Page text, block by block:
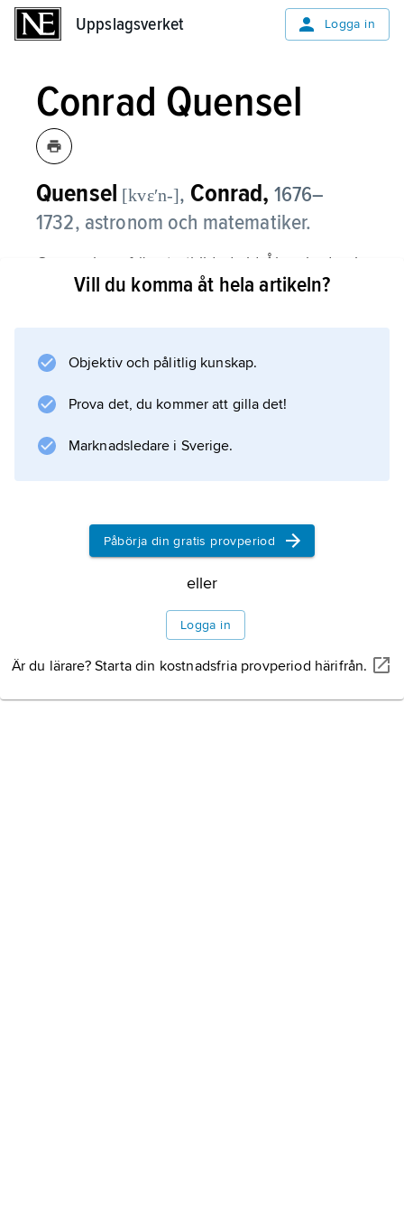
Uppslagsverket Logga in
Conrad Quensel
Quensel [kvɛʹn-], Conrad, 1676–
1732, astronom och matematiker.
Quensel var främst utbildad vid Åbo akademi,
där han blev docent redan 1695. Efter en tid i
1712, en tjänst som då även innefattade ämnet
stannade där
Vill du komma åt hela artikeln?
Objektiv och pålitlig kunskap.
Prova det, du kommer att gilla det!
Marknadsledare i Sverige.
Påbörja din gratis provperiod
eller
Logga in
Är du lärare? Starta din kostnadsfria provperiod härifrån.